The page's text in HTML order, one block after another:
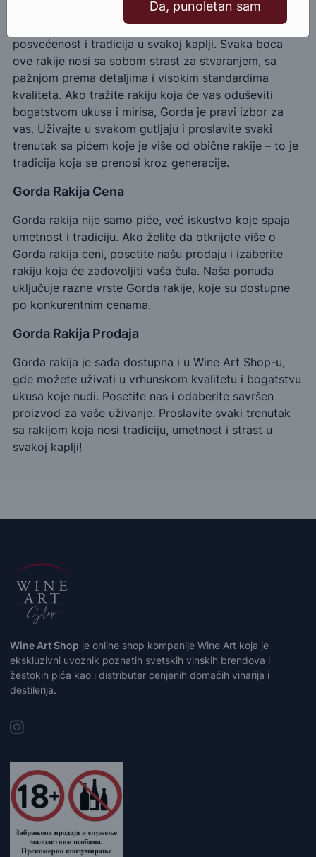
Gorda rakija je više od pića – to je umetnost,
posvećenost i tradicija u svakoj kaplji. Svaka boca
ove rakije nosi sa sobom strast za stvaranjem, sa
pažnjom prema detaljima i visokim standardima
kvaliteta. Ako tražite rakiju koja će vas oduševiti
bogatstvom ukusa i mirisa, Gorda je pravi izbor za
vas. Uživajte u svakom gutljaju i proslavite svaki
trenutak sa pićem koje je više od obične rakije – to je
tradicija koja se prenosi kroz generacije.
Gorda Rakija Cena
Gorda rakija nije samo piće, već iskustvo koje spaja
umetnost i tradiciju. Ako želite da otkrijete više o
Gorda rakija ceni, posetite našu prodaju i izaberite
rakiju koja će zadovoljiti vaša čula. Naša ponuda
uključuje razne vrste Gorda rakije, koje su dostupne
po konkurentnim cenama.
Gorda Rakija Prodaja
Gorda rakija je sada dostupna i u Wine Art Shop-u,
gde možete uživati u vrhunskom kvalitetu i bogatstvu
ukusa koje nudi. Posetite nas i odaberite savršen
proizvod za vaše uživanje. Proslavite svaki trenutak
sa rakijom koja nosi tradiciju, umetnost i strast u
svakoj kaplji!
Wine Art Shop je online shop kompanije Wine Art koja je
ekskluzivni uvoznik poznatih svetskih vinskih brendova i
žestokih pića kao i distributer cenjenih domaćih vinarija i
destilerija.
Da, punoletan sam